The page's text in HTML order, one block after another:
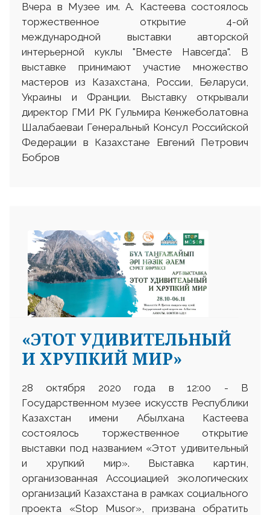
Вчера в Музее им. А. Кастеева состоялось
торжественное открытие 4-ой
международной выставки авторской
интерьерной куклы "Вместе Навсегда". В
выставке принимают участие множество
мастеров из Казахстана, России, Беларуси,
Украины и Франции. Выставку открывали
директор ГМИ РК Гульмира Кенжеболатовна
Шалабаеваи Генеральный Консул Российской
Федерации в Казахстане Евгений Петрович
Бобров
«ЭТОТ УДИВИТЕЛЬНЫЙ
И ХРУПКИЙ МИР»
28 октября 2020 года в 12:00 - В
Государственном музее искусств Республики
Казахстан имени Абылхана Кастеева
состоялось торжественное открытие
выставки под названием «Этот удивительный
и хрупкий мир». Выставка картин,
организованная Ассоциацией экологических
организаций Казахстана в рамках социального
проекта «Stop Musor», призвана обратить